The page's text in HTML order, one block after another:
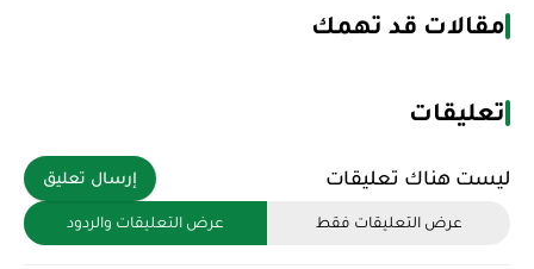
مقالات قد تهمك
تعليقات
ليست هناك تعليقات إرسال تعليق
عرض التعليقات فقط عرض التعليقات والردود